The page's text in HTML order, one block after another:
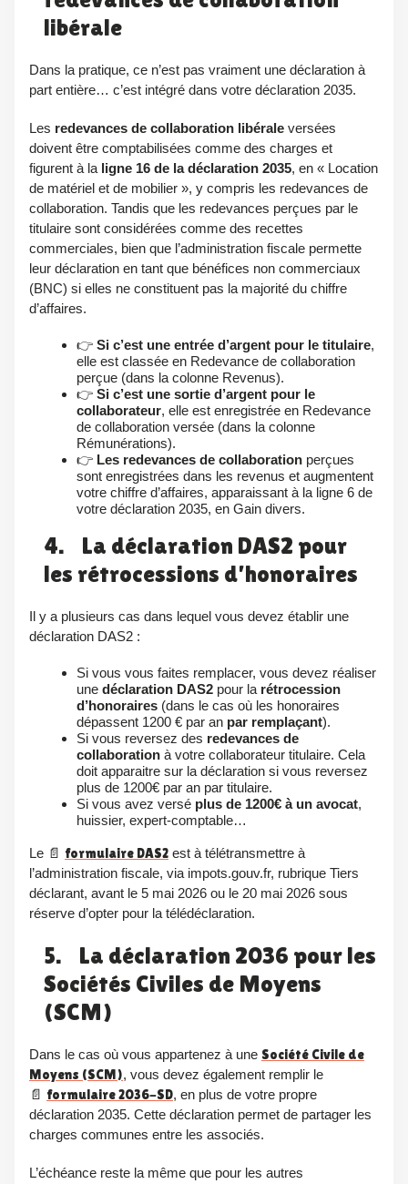
libérale
Dans la pratique, ce n’est pas vraiment une déclaration à
part entière… c’est intégré dans votre déclaration 2035.
Les redevances de collaboration libérale versées
doivent être comptabilisées comme des charges et
figurent à la ligne 16 de la déclaration 2035, en « Location
de matériel et de mobilier », y compris les redevances de
collaboration. Tandis que les redevances perçues par le
titulaire sont considérées comme des recettes
commerciales, bien que l’administration fiscale permette
leur déclaration en tant que bénéfices non commerciaux
(BNC) si elles ne constituent pas la majorité du chiffre
d’affaires.
👉 Si c’est une entrée d’argent pour le titulaire,
elle est classée en Redevance de collaboration
perçue (dans la colonne Revenus).
👉 Si c’est une sortie d’argent pour le
collaborateur, elle est enregistrée en Redevance
de collaboration versée (dans la colonne
Rémunérations).
👉 Les redevances de collaboration perçues
sont enregistrées dans les revenus et augmentent
votre chiffre d’affaires, apparaissant à la ligne 6 de
votre déclaration 2035, en Gain divers.
4. La déclaration DAS2 pour
les rétrocessions d’honoraires
déclaration DAS2 :
Si vous vous faites remplacer, vous devez réaliser
une déclaration DAS2 pour la rétrocession
d’honoraires (dans le cas où les honoraires
dépassent 1200 € par an par remplaçant).
Si vous reversez des redevances de
collaboration à votre collaborateur titulaire. Cela
doit apparaitre sur la déclaration si vous reversez
plus de 1200€ par an par titulaire.
Si vous avez versé plus de 1200€ à un avocat,
huissier, expert-comptable…
Le 📄 formulaire DAS2 est à télétransmettre à
l’administration fiscale, via impots.gouv.fr, rubrique Tiers
déclarant, avant le 5 mai 2026 ou le 20 mai 2026 sous
réserve d’opter pour la télédéclaration.
5. La déclaration 2036 pour les
Sociétés Civiles de Moyens
(SCM)
Dans le cas où vous appartenez à une Société Civile de
Moyens (SCM), vous devez également remplir le
📄 formulaire 2036-SD, en plus de votre propre
déclaration 2035. Cette déclaration permet de partager les
charges communes entre les associés.
L’échéance reste la même que pour les autres